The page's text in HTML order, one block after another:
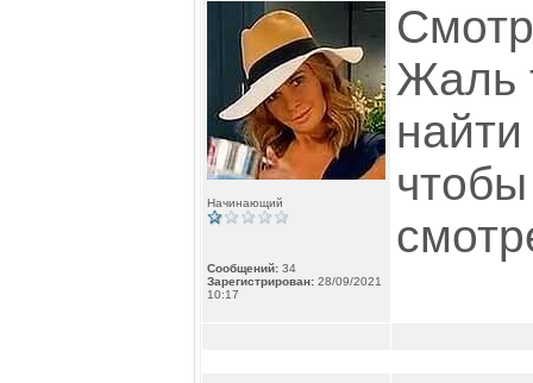
Начинающий
Сообщений: 34
Зарегистрирован: 28/09/2021
10:17
Жаль